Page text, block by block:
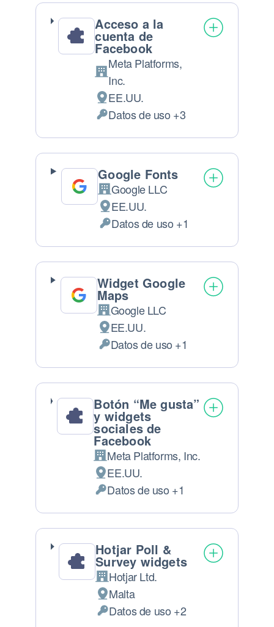
Acceso a la
cuenta de
Facebook
Empresa:
Meta Platforms,
Inc.
Lugar de tratamiento:
EE.UU.
Permisos solicitados:
Datos de uso +3
Google Fonts
Empresa:
Google LLC
Lugar de tratamiento:
EE.UU.
Datos Personales tratados:
Datos de uso +1
Widget Google
Maps
Empresa:
Google LLC
Lugar de tratamiento:
EE.UU.
Datos Personales tratados:
Datos de uso +1
Botón “Me gusta”
y widgets
sociales de
Facebook
Empresa:
Meta Platforms, Inc.
Lugar de tratamiento:
EE.UU.
Datos Personales tratados:
Datos de uso +1
Hotjar Poll &
Survey widgets
Empresa:
Hotjar Ltd.
Lugar de tratamiento:
Malta
Datos Personales tratados:
Datos de uso +2